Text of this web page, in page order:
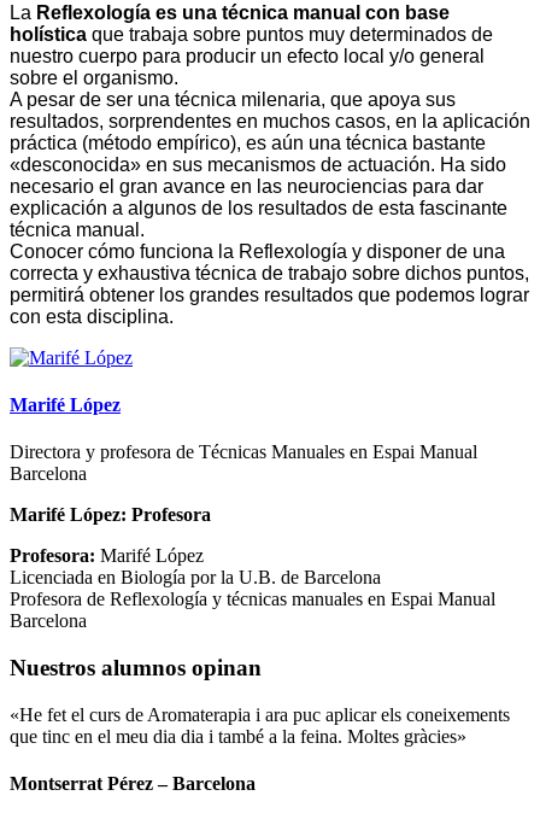
La Reflexología es una técnica manual con base
holística que trabaja sobre puntos muy determinados de
nuestro cuerpo para producir un efecto local y/o general
sobre el organismo.
A pesar de ser una técnica milenaria, que apoya sus
resultados, sorprendentes en muchos casos, en la aplicación
práctica (método empírico), es aún una técnica bastante
«desconocida» en sus mecanismos de actuación. Ha sido
necesario el gran avance en las neurociencias para dar
explicación a algunos de los resultados de esta fascinante
técnica manual.
Conocer cómo funciona la Reflexología y disponer de una
correcta y exhaustiva técnica de trabajo sobre dichos puntos,
permitirá obtener los grandes resultados que podemos lograr
con esta disciplina.
Marifé López
Directora y profesora de Técnicas Manuales en Espai Manual
Barcelona
Marifé López: Profesora
Profesora: Marifé López
Licenciada en Biología por la U.B. de Barcelona
Profesora de Reflexología y técnicas manuales en Espai Manual
Barcelona
Nuestros alumnos opinan
«He fet el curs de Aromaterapia i ara puc aplicar els coneixements
que tinc en el meu dia dia i també a la feina. Moltes gràcies»
Montserrat Pérez – Barcelona